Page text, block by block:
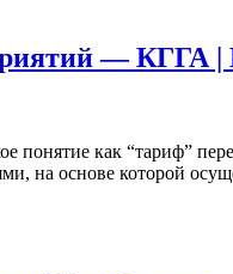
— КГГА |
как “тариф”
на основе которой